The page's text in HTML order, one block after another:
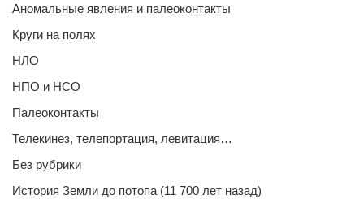
Аномальные явления и палеоконтакты
Круги на полях
НЛО
НПО и НСО
Палеоконтакты
Телекинез, телепортация, левитация…
Без рубрики
История Земли до потопа (11 700 лет назад)